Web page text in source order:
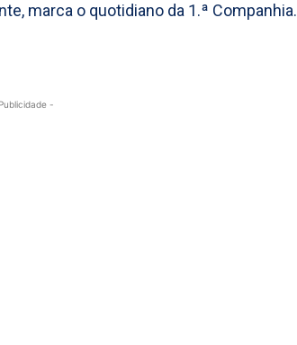
marca o quotidiano da 1.ª Companhia.
-